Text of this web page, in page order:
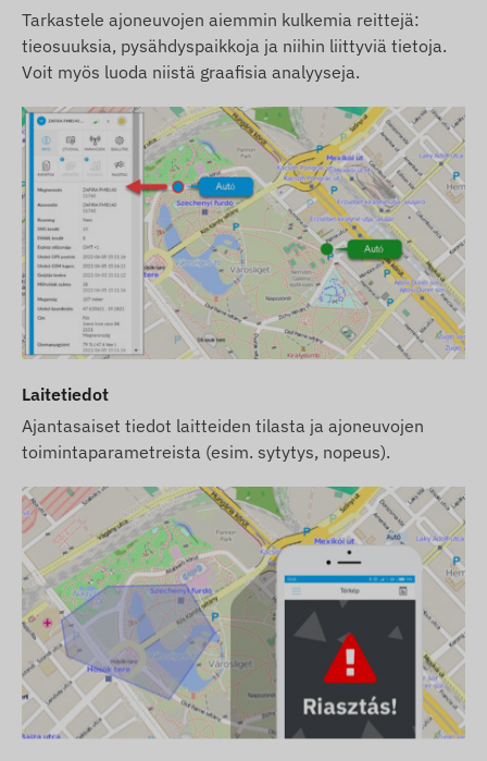
Tarkastele ajoneuvojen aiemmin kulkemia reittejä:
tieosuuksia, pysähdyspaikkoja ja niihin liittyviä tietoja.
Voit myös luoda niistä graafisia analyyseja.
Laitetiedot
Ajantasaiset tiedot laitteiden tilasta ja ajoneuvojen
toimintaparametreista (esim. sytytys, nopeus).